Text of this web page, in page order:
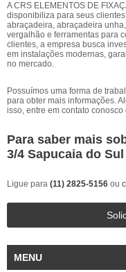
A CRS ELEMENTOS DE
disponibiliza para seus
abraçadeira, abraçadeira
vergalhão e ferramentas para
clientes, a empresa busca
em instalações modernas,
no mercado.
Possuímos uma forma de
para obter mais informações.
isso, entre em contato
Para saber mais
3/4 Sapucaia do Sul
Ligue para (11) 2825-5156 ou
MENU